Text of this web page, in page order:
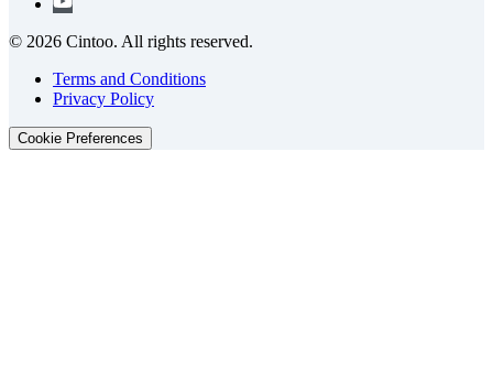
© 2026 Cintoo. All rights reserved.
Terms and Conditions
Privacy Policy
Cookie Preferences